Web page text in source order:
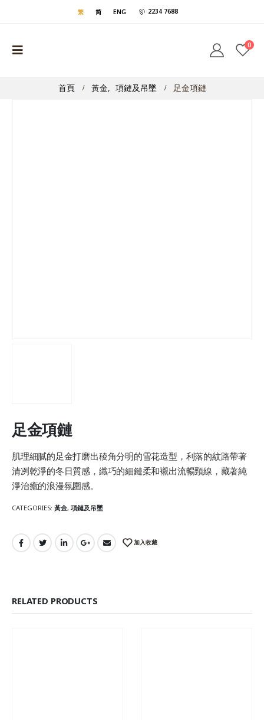
繁 简 ENG 2234 7688
0
首頁 黃金, 項鏈及吊墜 足金項鏈
足金項鏈
肌理細膩的足金打磨出稜角分明的雪花造型，利落的紋路帶著
清冽乾淨的冬日質感，纖巧的細鏈柔和襯出流暢頸線，藏著純
淨治癒的浪漫氛圍感。
CATEGORIES: 黃金, 項鏈及吊墜
加入收藏
RELATED PRODUCTS